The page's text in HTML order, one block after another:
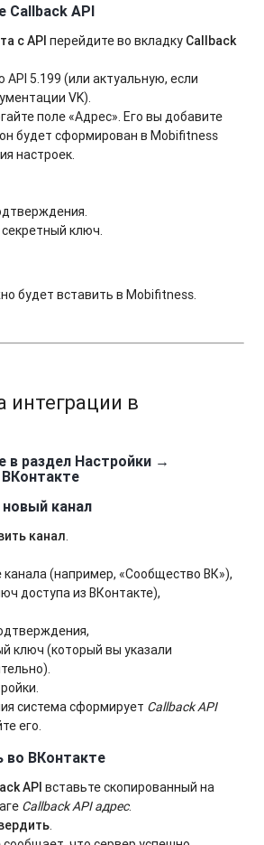
Callback API
с APIперейдите во вкладку Callback
API 5.199 (или актуальную, если
VK).
поле «Адрес». Его вы добавите
он будет сформирован в Mobifitness
настроек.
ключ.
будет вставить в Mobifitness.
интеграции в
в раздел Настройки →
канал
канал.
канала (например, «Сообщество ВК»),
доступа из ВКонтакте),
ключ (который вы указали
система сформирует Callback API
его.
во ВКонтакте
API вставьте скопированный на
Callback API адрес.